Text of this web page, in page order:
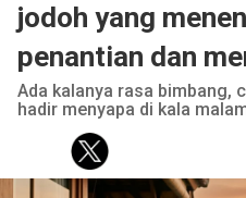
SERIUS
VIDEO
KOREA
jodoh yang
penantian dan
Ada kalanya rasa bimbang,
hadir menyapa di kala